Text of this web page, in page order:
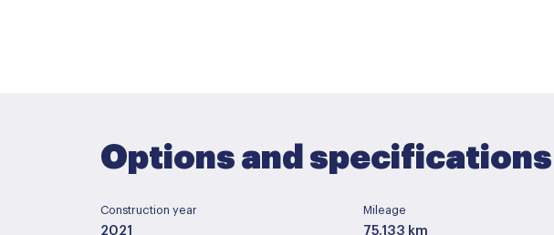
Options and specifications
Construction year
2021
Mileage
75.133 km